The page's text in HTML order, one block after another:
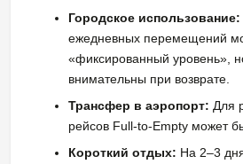
Городское использование:
ежедневных перемещений
«фиксированный уровень»,
внимательны при возврате.
Трансфер в аэропорт: Для
рейсов Full-to-Empty может
Короткий отдых: На 2–3